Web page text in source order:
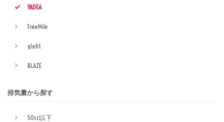
YADEA
FreeMile
glafit
BLAZE
排気量から探す
50cc以下